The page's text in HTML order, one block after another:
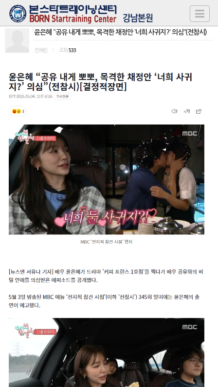
윤은혜 “공유 내게 뽀뽀, 목격한 채정안 ‘너희 사귀지?’ 의심”(전참시)
진혜린 조회 533